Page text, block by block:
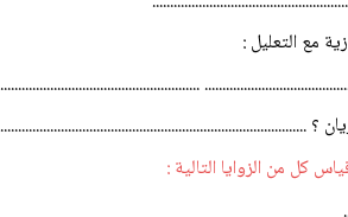
.......................................................